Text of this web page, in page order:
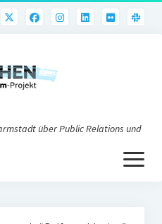
über Public Relations und
Menü
öffnen